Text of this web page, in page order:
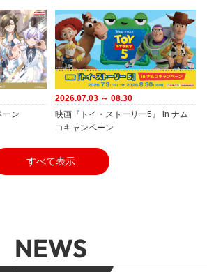
ーン
2026.07.03 ～ 08.30
映画『トイ・ストーリー5』 in ナム
コキャンペーン
すべて表示
NEWS